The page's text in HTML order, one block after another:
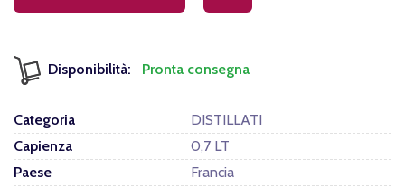
Disponibilità: Pronta consegna
Categoria
DISTILLATI
Capienza
0,7 LT
Paese
Francia